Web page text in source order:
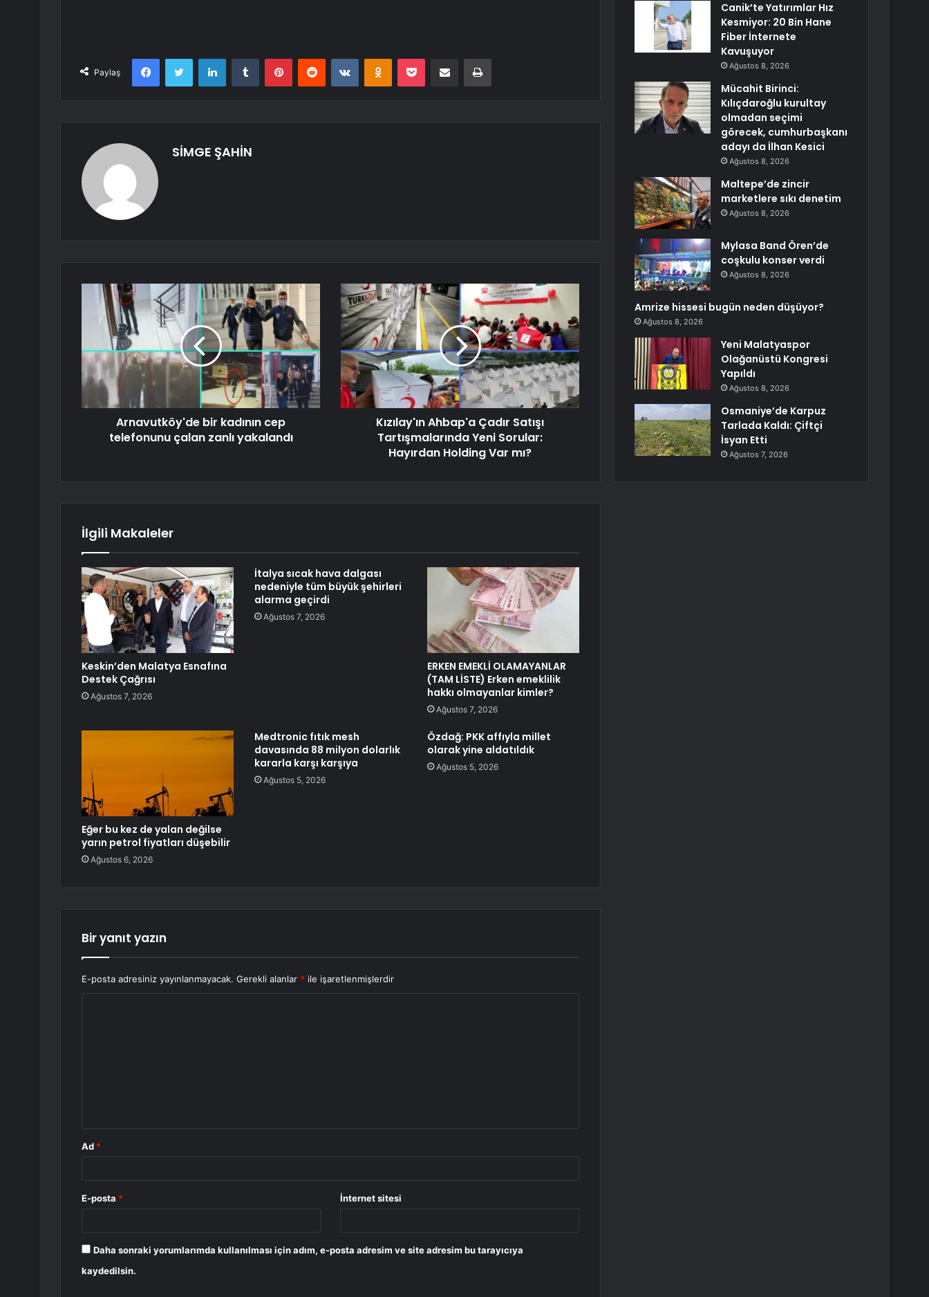
Paylaş
FacebookTwitter LinkedInTumblr PinterestReddit VKontakteOdnoklassniki
Pocket E-Posta ile paylaş Yazdır
SİMGE ŞAHİN
Arnavutköy'de bir kadının cep
telefonunu çalan zanlı yakalandı
Kızılay'ın Ahbap'a Çadır Satışı
Tartışmalarında Yeni Sorular:
Hayırdan Holding Var mı?
İlgili Makaleler
Keskin’den Malatya Esnafına
Destek Çağrısı
Ağustos 7, 2026
İtalya sıcak hava dalgası
nedeniyle tüm büyük şehirleri
alarma geçirdi
Ağustos 7, 2026
ERKEN EMEKLİ OLAMAYANLAR
(TAM LİSTE) Erken emeklilik
hakkı olmayanlar kimler?
Ağustos 7, 2026
Eğer bu kez de yalan değilse
yarın petrol fiyatları düşebilir
Ağustos 6, 2026
Medtronic fıtık mesh
davasında 88 milyon dolarlık
kararla karşı karşıya
Ağustos 5, 2026
Özdağ: PKK affıyla millet
olarak yine aldatıldık
Ağustos 5, 2026
Bir yanıt yazın
E-posta adresiniz yayınlanmayacak. Gerekli alanlar * ile işaretlenmişlerdir
Ad *
E-posta * İnternet sitesi
Daha sonraki yorumlarımda kullanılması için adım, e-posta adresim ve site adresim bu tarayıcıya
kaydedilsin.
Canik’te Yatırımlar Hız
Kesmiyor: 20 Bin Hane
Fiber İnternete
Kavuşuyor
Ağustos 8, 2026
Mücahit Birinci:
Kılıçdaroğlu kurultay
olmadan seçimi
görecek, cumhurbaşkanı
adayı da İlhan Kesici
Ağustos 8, 2026
Maltepe’de zincir
marketlere sıkı denetim
Ağustos 8, 2026
Mylasa Band Ören’de
coşkulu konser verdi
Ağustos 8, 2026
Amrize hissesi bugün neden düşüyor?
Ağustos 8, 2026
Yeni Malatyaspor
Olağanüstü Kongresi
Yapıldı
Ağustos 8, 2026
Osmaniye’de Karpuz
Tarlada Kaldı: Çiftçi
İsyan Etti
Ağustos 7, 2026